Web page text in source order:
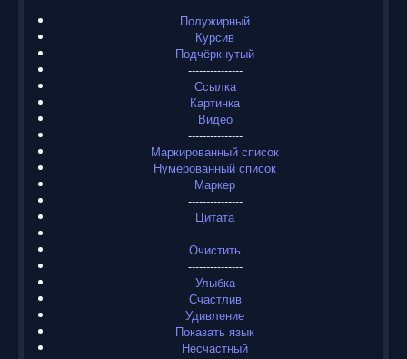
Полужирный
Курсив
Подчёркнутый
---------------
Ссылка
Картинка
Видео
---------------
Маркированный список
Нумерованный список
Маркер
---------------
Цитата
Очистить
---------------
Улыбка
Счастлив
Удивление
Показать язык
Несчастный